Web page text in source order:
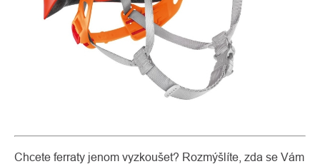
Chcete ferraty jenom vyzkoušet? Rozmýšlíte, zda se Vám